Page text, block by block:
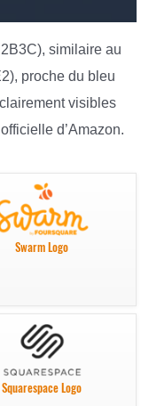
similaire au
proche du bleu
visibles
d’Amazon.
Swarm Logo
Squarespace Logo